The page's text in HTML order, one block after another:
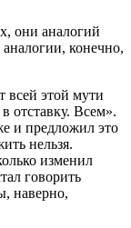
они аналогий
конечно,
всей этой мути
отставку. Всем».
и предложил это
нельзя.
изменил
говорить
наверно,